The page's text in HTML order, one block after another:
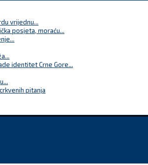
vrijednu...
posjeta, moraću...
identitet Crne Gore...
pitanja